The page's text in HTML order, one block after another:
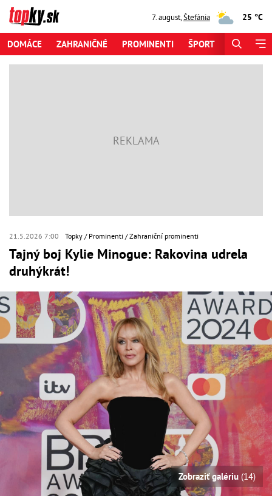
7. august,Štefánia 25 °C
DOMÁCE ZAHRANIČNÉ PROMINENTI ŠPORT
21.5.2026 7:00 Topky Prominenti Zahraniční prominenti
Tajný boj Kylie Minogue: Rakovina udrela
druhýkrát!
Zobraziť galériu (14)